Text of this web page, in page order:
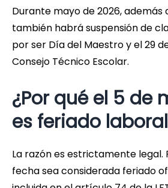
Durante mayo de 2026, además
también habrá suspensión de
por ser Día del Maestro y el 29
Consejo Técnico Escolar.
¿Por qué el 5 de
es feriado
La razón es estrictamente legal.
fecha sea considerada feriado